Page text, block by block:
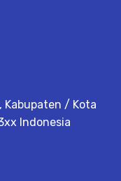
Kabupaten / Kota
Indonesia